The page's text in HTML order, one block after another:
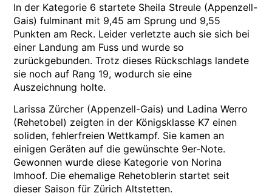
In der Kategorie 6 startete Sheila Streule (Appenzell-
Gais) fulminant mit 9,45 am Sprung und 9,55
Punkten am Reck. Leider verletzte auch sie sich bei
einer Landung am Fuss und wurde so
zurückgebunden. Trotz dieses Rückschlags landete
sie noch auf Rang 19, wodurch sie eine
Auszeichnung holte.
Larissa Zürcher (Appenzell-Gais) und Ladina Werro
(Rehetobel) zeigten in der Königsklasse K7 einen
soliden, fehlerfreien Wettkampf. Sie kamen an
einigen Geräten auf die gewünschte 9er-Note.
Gewonnen wurde diese Kategorie von Norina
Imhoof. Die ehemalige Rehetoblerin startet seit
dieser Saison für Zürich Altstetten.